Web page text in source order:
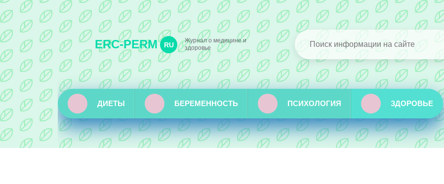
ERC-PERM RU
Журнал о медицине и
здоровье
ДИЕТЫ БЕРЕМЕННОСТЬ ПСИХОЛОГИЯ ЗДОРОВЬЕ